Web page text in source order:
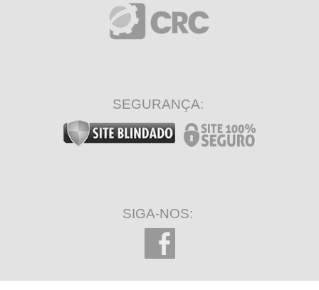
SEGURANÇA:
SIGA-NOS: